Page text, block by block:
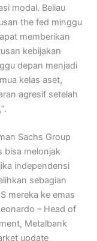
modal. Beliau
the fed minggu
memberikan
kebijakan
depan menjadi
kelas aset,
agresif setelah
Sachs Group
bisa melonjak
independensi
sebagian
mereka ke emas
– Head of
Metalbank
update